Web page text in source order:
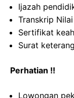
Ijazah
Transkrip
Sertifikat
Surat
Perhatian !!
Lowongan